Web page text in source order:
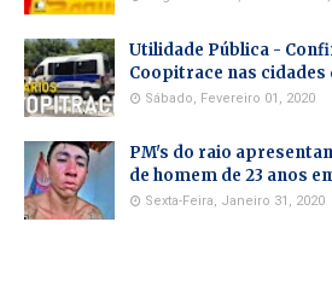
Utilidade Pública -
Coopitrace nas cidades
Sábado, Fevereiro 01, 2020
PM's do raio
de homem de 23 anos
Sexta-Feira, Janeiro 31, 2020